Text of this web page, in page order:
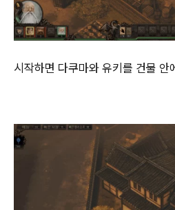
시작하면 다쿠마와 유키를 건물